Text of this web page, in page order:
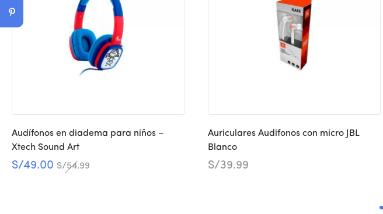
Audífonos en diadema para niños –
Xtech Sound Art
S/54.99
S/49.00
Auriculares Audifonos con micro JBL
Blanco
S/39.99